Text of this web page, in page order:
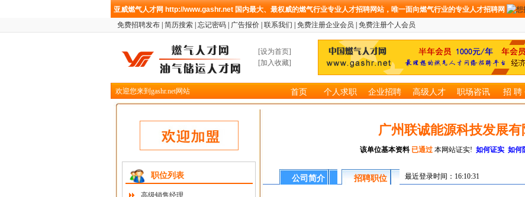
亚威燃气人才网 http://www.gashr.net 国内最大、最权威的燃气行业专业人才招聘网站，唯一面向燃气行业的专业人才招聘网
免费招聘发布 简历搜索 忘记密码 广告报价 联系我们 免费注册企业会员 免费注册个人会员
[设为首页]
[加入收藏]
欢迎您来到gashr.net网站 首页 个人求职 企业招聘 高级人才 职场咨讯 招 聘
职位列表
高级销售经理
广州联诚能源科技发展有
该单位基本资料 已通过 本网站证实! 如何证实 如何
公司简介 招聘职位 最近登录时间：16:10:31